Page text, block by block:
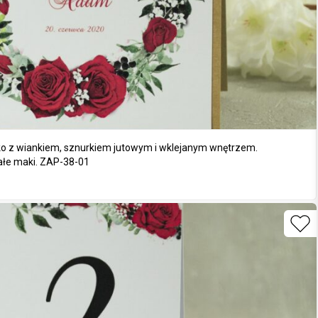
z wiankiem, sznurkiem jutowym i wklejanym wnętrzem.
maki. ZAP-38-01